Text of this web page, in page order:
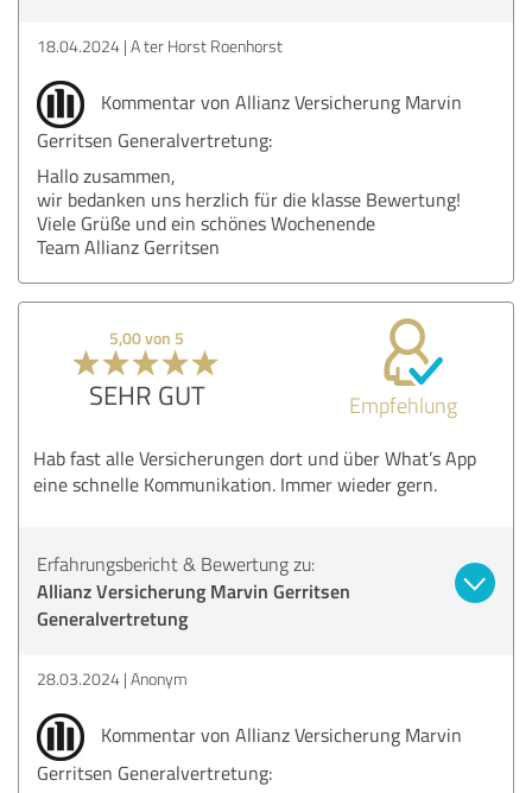
18.04.2024 A ter Horst Roenhorst
Kommentar von Allianz Versicherung Marvin
Gerritsen Generalvertretung:
Hallo zusammen,
wir bedanken uns herzlich für die klasse Bewertung!
Viele Grüße und ein schönes Wochenende
Team Allianz Gerritsen
5,00 von 5
SEHR GUT Empfehlung
Hab fast alle Versicherungen dort und über What’s App
eine schnelle Kommunikation. Immer wieder gern.
Erfahrungsbericht & Bewertung zu:
Allianz Versicherung Marvin Gerritsen
Generalvertretung
28.03.2024 Anonym
Kommentar von Allianz Versicherung Marvin
Gerritsen Generalvertretung: